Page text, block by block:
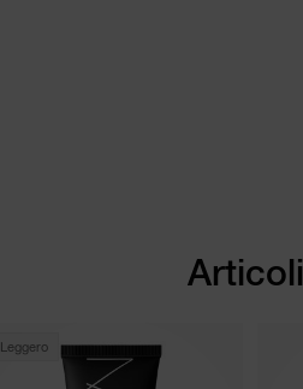
Leggero